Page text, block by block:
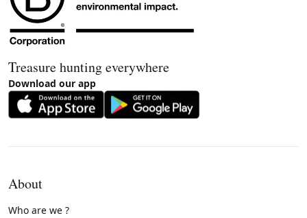
Treasure hunting everywhere
Download our app
About
Who are we ?